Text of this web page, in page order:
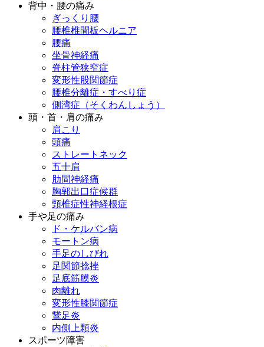
背中・腰の痛み
ぎっくり腰
腰椎椎間板ヘルニア
腰痛
坐骨神経痛
脊柱管狭窄症
変形性股関節症
腰椎分離症・すべり症
側湾症（そくわんしょう）
頭・首・肩の痛み
肩こり
頭痛
ストレートネック
五十肩
肋間神経痛
胸郭出口症候群
頸椎症性神経根症
手や足の痛み
ド・ケルバン病
モートン病
手足のしびれ
足関節捻挫
足底筋膜炎
肉離れ
変形性膝関節症
鵞足炎
内側上顆炎
スポーツ障害